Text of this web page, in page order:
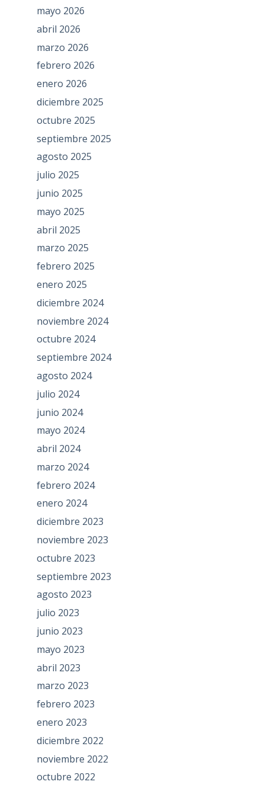
mayo 2026
abril 2026
marzo 2026
febrero 2026
enero 2026
diciembre 2025
octubre 2025
septiembre 2025
agosto 2025
julio 2025
junio 2025
mayo 2025
abril 2025
marzo 2025
febrero 2025
enero 2025
diciembre 2024
noviembre 2024
octubre 2024
septiembre 2024
agosto 2024
julio 2024
junio 2024
mayo 2024
abril 2024
marzo 2024
febrero 2024
enero 2024
diciembre 2023
noviembre 2023
octubre 2023
septiembre 2023
agosto 2023
julio 2023
junio 2023
mayo 2023
abril 2023
marzo 2023
febrero 2023
enero 2023
diciembre 2022
noviembre 2022
octubre 2022